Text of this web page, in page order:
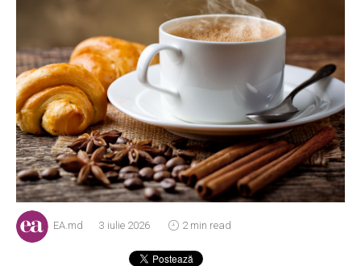
EA.md 3 iulie 2026 2 min read